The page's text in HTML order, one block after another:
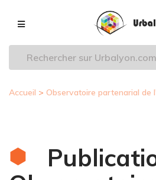
principal
Navigation
principale
Accueil Observatoire partenarial de